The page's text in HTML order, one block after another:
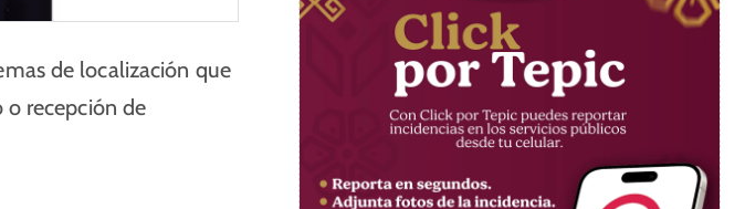
de localización que
o recepción de